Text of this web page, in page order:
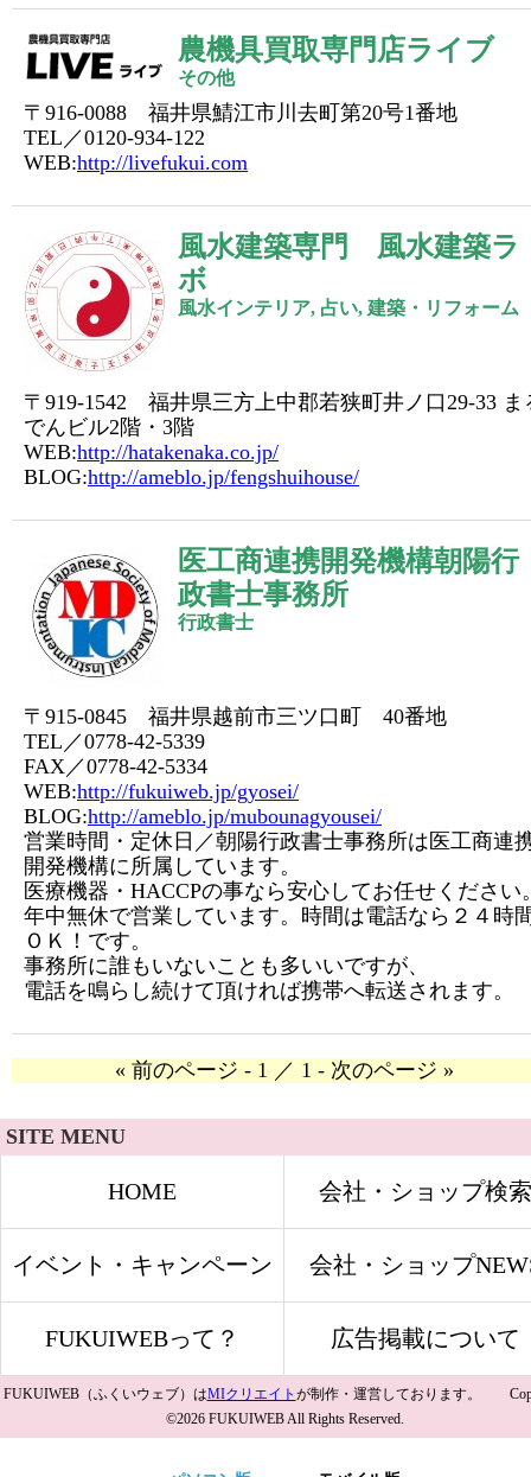
農機具買取専門店ライブ
その他
〒916-0088 福井県鯖江市川去町第20号1番地
TEL／0120-934-122
WEB:http://livefukui.com
風水建築専門 風水建築ラ
ボ
風水インテリア, 占い, 建築・リフォーム
〒919-1542 福井県三方上中郡若狭町井ノ口29-33 ま
でんビル2階・3階
WEB:http://hatakenaka.co.jp/
BLOG:http://ameblo.jp/fengshuihouse/
医工商連携開発機構朝陽行
政書士事務所
行政書士
〒915-0845 福井県越前市三ツ口町 40番地
TEL／0778-42-5339
FAX／0778-42-5334
WEB:http://fukuiweb.jp/gyosei/
BLOG:http://ameblo.jp/mubounagyousei/
営業時間・定休日／朝陽行政書士事務所は医工商連
開発機構に所属しています。
医療機器・HACCPの事なら安心してお任せください
年中無休で営業しています。時間は電話なら２４時
ＯＫ！です。
事務所に誰もいないことも多いいですが、
電話を鳴らし続けて頂ければ携帯へ転送されます。
« 前のページ - 1 ／ 1 - 次のページ »
SITE MENU
HOME 会社・ショップ検索
イベント・キャンペーン 会社・ショップ
FUKUIWEBって？ 広告掲載について
FUKUIWEB（ふくいウェブ）はMIクリエイト が制作・運営しております。
©2026 FUKUIWEB All Rights Reserved.